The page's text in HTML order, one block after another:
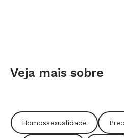
reações hostis para se
preconceitos. Outros
reagir negativamente à
Veja mais sobre
Homossexualidade